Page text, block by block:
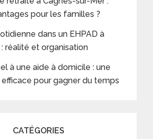
pour les familles ?
dans un EHPAD à
réalité et organisation
à une aide à domicile : une
pour gagner du temps
CATÉGORIES